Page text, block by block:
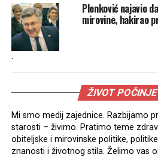
Plenković najavio
mirovine, hakirao
.
ŽIVOT
Mi smo medij zajednice. Razbijamo
starosti – živimo. Pratimo teme
obiteljske i mirovinske politike,
znanosti i životnog stila. Želimo vas